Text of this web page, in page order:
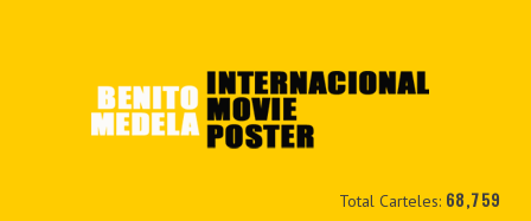
Total Carteles: 68,759